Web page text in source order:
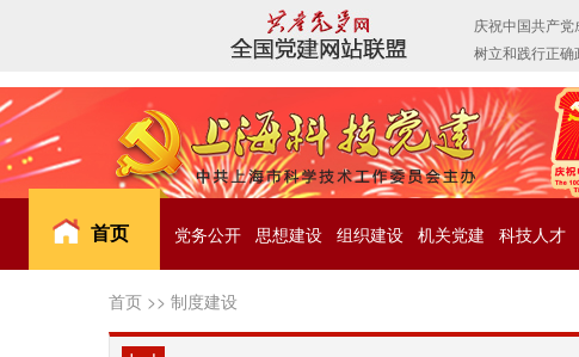
首页 党务公开 思想建设 组织建设 机关党建 科技人才
首页 >> 制度建设